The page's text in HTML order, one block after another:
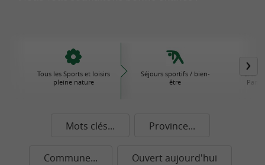
Tous les Sports et loisirs
pleine nature
Séjours sportifs / bien-
être
Parcs
Mots clés... Province...
Commune... Ouvert aujourd'hui